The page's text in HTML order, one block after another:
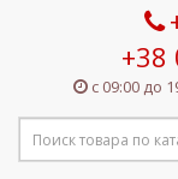
+38
с 09:00 до